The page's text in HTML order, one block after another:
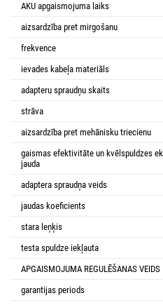
AKU apgaismojuma laiks
aizsardzība pret mirgošanu
frekvence
ievades kabeļa materiāls
adapteru spraudņu skaits
strāva
aizsardzība pret mehānisku triecienu
gaismas efektivitāte un kvēlspuldzes
jauda
adaptera spraudņa veids
jaudas koeficients
stara leņķis
testa spuldze iekļauta
APGAISMOJUMA REGULĒŠANAS VEIDS
garantijas periods